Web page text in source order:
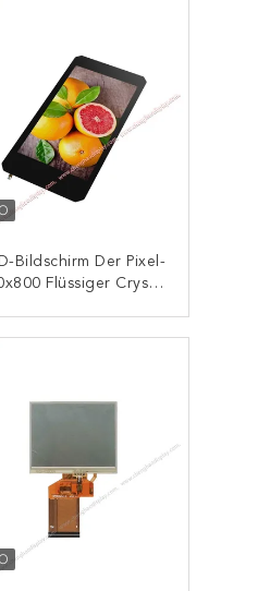
Bildschirm Der Pixel-
Flüssiger Crystal
KONTAKT